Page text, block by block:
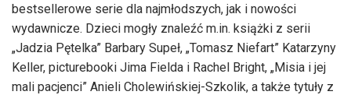
bestsellerowe serie dla najmłodszych, jak i nowości
wydawnicze. Dzieci mogły znaleźć m.in. książki z serii
„Jadzia Pętelka” Barbary Supeł, „Tomasz Niefart” Katarzyny
Keller, picturebooki Jima Fielda i Rachel Bright, „Misia i jej
mali pacjenci” Anieli Cholewińskiej-Szkolik, a także tytuły z